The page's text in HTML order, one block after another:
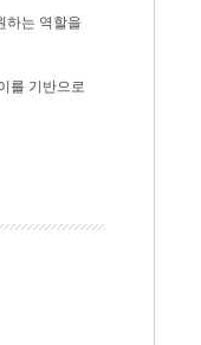
하는 역할을
를 기반으로